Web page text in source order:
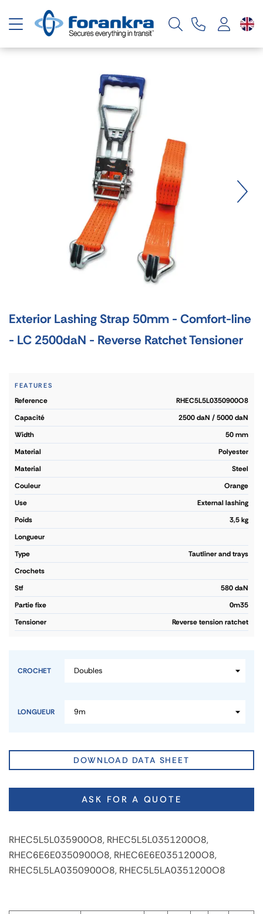
Toggle navigation
Exterior Lashing Strap 50mm - Comfort-line
- LC 2500daN - Reverse Ratchet Tensioner
FEATURES
reference
RHEC5L5L0350900O8
capacité
2500 daN / 5000 daN
width
50 mm
material
Polyester
material
Steel
couleur
Orange
use
External lashing
poids
3,5 kg
longueur
type
Tautliner and trays
crochets
stf
580 daN
partie fixe
0m35
tensioner
Reverse tension ratchet
CROCHET
LONGUEUR
DOWNLOAD DATA SHEET
ASK FOR A QUOTE
RHEC5L5L035900O8, RHEC5L5L0351200O8,
RHEC6E6E0350900O8, RHEC6E6E0351200O8,
RHEC5L5LA0350900O8, RHEC5L5LA0351200O8